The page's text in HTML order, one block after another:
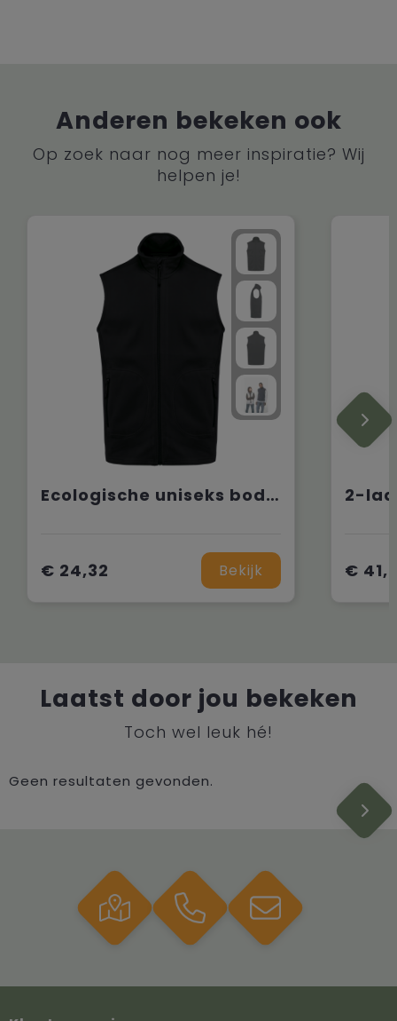
Anderen bekeken ook
Op zoek naar nog meer inspiratie? Wij
helpen je!
Ecologische uniseks bodywarmer van microfleece
€ 24,32 Bekijk €
Laatst door jou bekeken
Toch wel leuk hé!
Geen resultaten gevonden.